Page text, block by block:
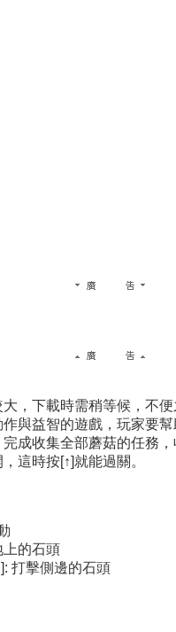
大，下載時需稍等候，不便
與益智的遊戲，玩家要
成收集全部蘑菇的任務
這時按[↑]就能過關。
上的石頭
打擊側邊的石頭